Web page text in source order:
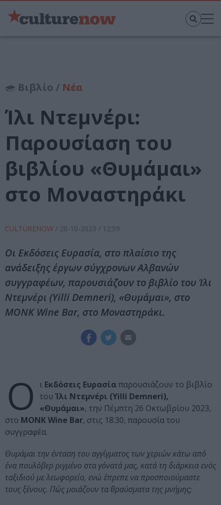
Βιβλίο / Νέα
Ίλι Ντεμνέρι:
Παρουσίαση του
βιβλίου «Θυμάμαι»
στο Μοναστηράκι
CULTURENOW / 20-10-2023 / 12:59
Οι Εκδόσεις Ευρασία, στο πλαίσιο της
ανάδειξης έργων σύγχρονων Αλβανών
συγγραφέων, παρουσιάζουν το βιβλίο του Ίλι
Ντεμνέρι (Yilli Demneri), «Θυμάμαι», στo
ΜΟΝΚ Wine Bar, στο Μοναστηράκι.
Ο ι Εκδόσεις Ευρασίαπαρουσιάζουν το βιβλίο
του Ίλι Ντεμνέρι (Yilli Demneri),
«Θυμάμαι», την Πέμπτη 26 Οκτωβρίου 2023,
στo ΜΟΝΚ Wine Bar, στις 18:30, παρουσία του
συγγραφέα.
Θυμάμαι την ένταση του αγγίγματος των χεριών κάτω από
ένα πουλόβερ ριγμένο στα γόνατά μας, κατά τη διάρκεια ενός
ταξιδιού με λεωφορείο, ενώ έπρεπε να προσποιούμαστε
τους ξένους. Πώς μοιάζουν τα θραύσματα της μνήμης;